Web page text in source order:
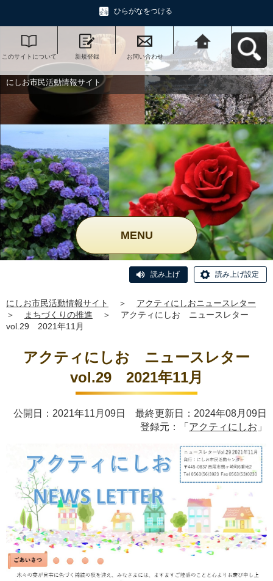
ひらがなをつける
このサイトについて 新規登録 お問い合わせ
にしお市民活動情報
サイトへ戻る
にしお市民活動情報サイト
MENU
読み上げ 読み上げ設定
にしお市民活動情報サイト ＞
アクティにしおニュースレター
＞
まちづくりの推進 ＞
アクティにしお ニュースレター
vol.29 2021年11月
アクティにしお ニュースレター
vol.29 2021年11月
公開日：2021年11月09日 最終更新日：2024年08月09日
登録元：「 アクティにしお 」